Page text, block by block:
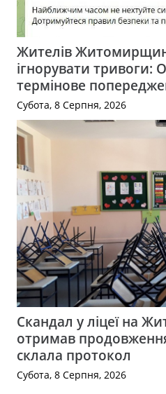
Жителів
ігнорувати тривоги:
термінове
Субота, 8 Серпня, 2026
Скандал у ліцеї на
отримав
склала протокол
Субота, 8 Серпня, 2026